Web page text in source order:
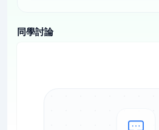
同學討論